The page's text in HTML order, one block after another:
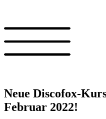
Neue Discofox-
Februar 2022!